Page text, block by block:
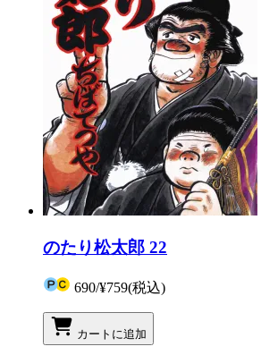
のたり松太郎 22
690/¥759(税込)
カートに追加